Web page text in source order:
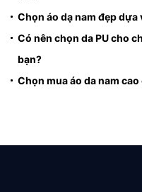
Chọn áo dạ nam đẹp
Có nên chọn da PU cho
bạn?
Chọn mua áo da nam